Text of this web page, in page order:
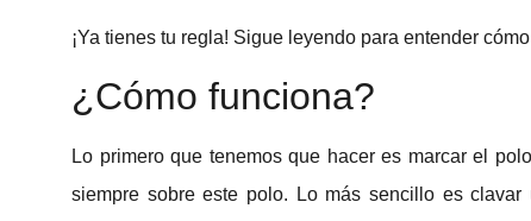
¡Ya tienes tu regla! Sigue leyendo para entender
¿Cómo funciona?
Lo primero que tenemos que hacer es marcar el
siempre sobre este polo. Lo más sencillo es